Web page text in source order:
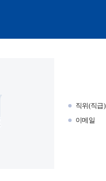
직위(직급)
이메일